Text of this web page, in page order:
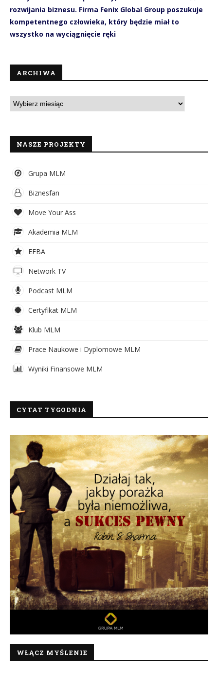
rozwijania biznesu. Firma Fenix Global Group poszukuje
kompetentnego człowieka, który będzie miał to
wszystko na wyciągnięcie ręki
ARCHIWA
NASZE PROJEKTY
Grupa MLM
Biznesfan
Move Your Ass
Akademia MLM
EFBA
Network TV
Podcast MLM
Certyfikat MLM
Klub MLM
Prace Naukowe i Dyplomowe MLM
Wyniki Finansowe MLM
CYTAT TYGODNIA
WŁĄCZ MYŚLENIE